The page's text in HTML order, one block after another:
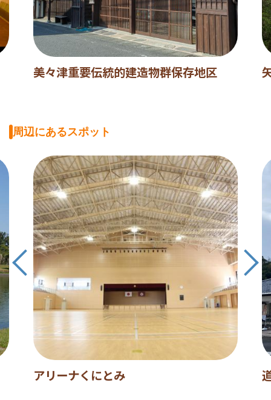
美々津重要伝統的建造物群保存地区
周辺にあるスポット
アリーナくにとみ